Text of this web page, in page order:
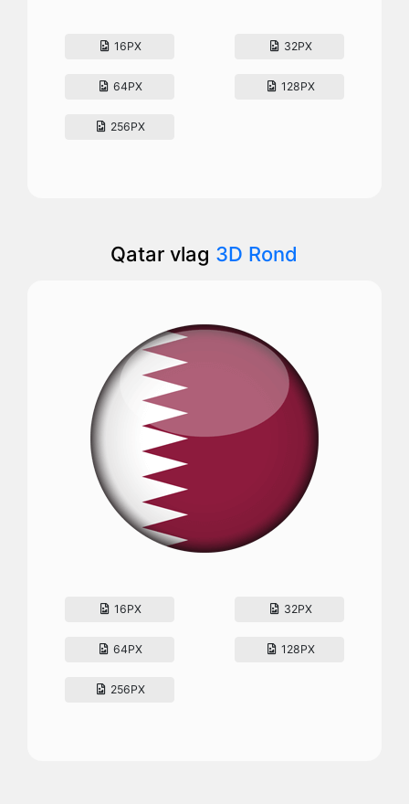
16PX 32PX
64PX 128PX
256PX
Qatar vlag 3D Rond
16PX 32PX
64PX 128PX
256PX